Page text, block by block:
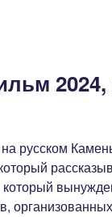
2024,
русском